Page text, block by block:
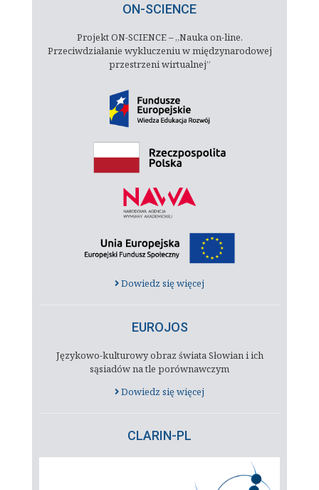
ON-SCIENCE
Projekt ON-SCIENCE – „Nauka on-line.
Przeciwdziałanie wykluczeniu w międzynarodowej
przestrzeni wirtualnej”
Dowiedz się więcej
EUROJOS
Językowo-kulturowy obraz świata Słowian i ich
sąsiadów na tle porównawczym
Dowiedz się więcej
CLARIN-PL